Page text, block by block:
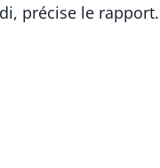
précise le rapport.